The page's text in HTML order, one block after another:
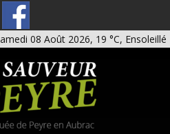
08 Août 2026, 19 °C, Ensoleillé